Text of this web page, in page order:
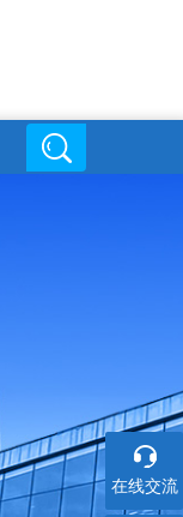
在线交流
在线交流